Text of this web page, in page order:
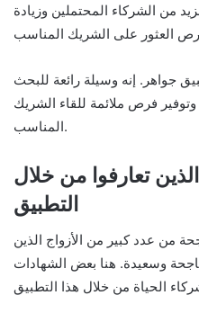
من الشركاء المحتملين وزيادة
جواهر. إنه وسيلة رائعة للبحث
فرص ملائمة للقاء الشريك
المناسب.
تعارفوا من خلال
التطبيق
من عدد كبير من الأزواج الذين
ناجحة وسعيدة. هنا بعض الشهادات